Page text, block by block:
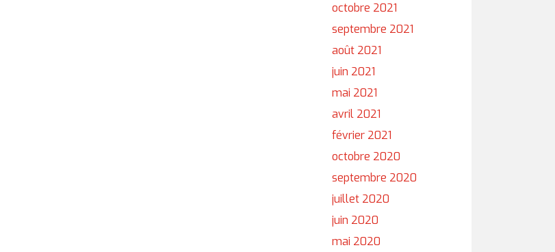
octobre 2021
septembre 2021
août 2021
juin 2021
mai 2021
avril 2021
février 2021
octobre 2020
septembre 2020
juillet 2020
juin 2020
mai 2020